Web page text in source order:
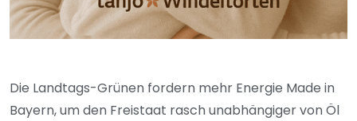
Die Landtags-Grünen fordern mehr Energie Made in
Bayern, um den Freistaat rasch unabhängiger von Öl